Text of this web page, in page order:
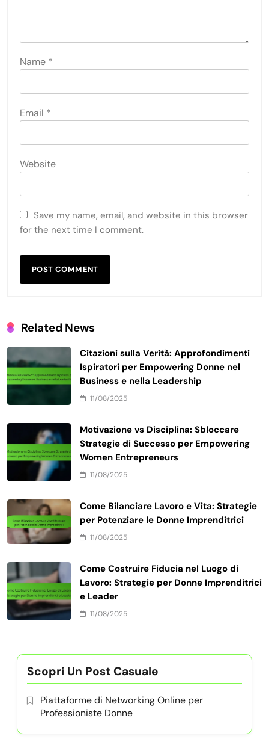
Name *
Email *
Website
Save my name, email, and website in this browser
for the next time I comment.
Related News
Citazioni sulla Verità: Approfondimenti
Ispiratori per Empowering Donne nel
Business e nella Leadership
11/08/2025
Motivazione vs Disciplina: Sbloccare
Strategie di Successo per Empowering
Women Entrepreneurs
11/08/2025
Come Bilanciare Lavoro e Vita: Strategie
per Potenziare le Donne Imprenditrici
11/08/2025
Come Costruire Fiducia nel Luogo di
Lavoro: Strategie per Donne Imprenditrici
e Leader
11/08/2025
Scopri Un Post Casuale
Piattaforme di Networking Online per
Professioniste Donne